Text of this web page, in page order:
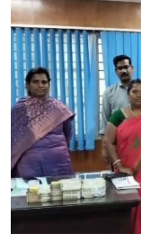
Special Story
Business
Crime
Tamilnadu
National